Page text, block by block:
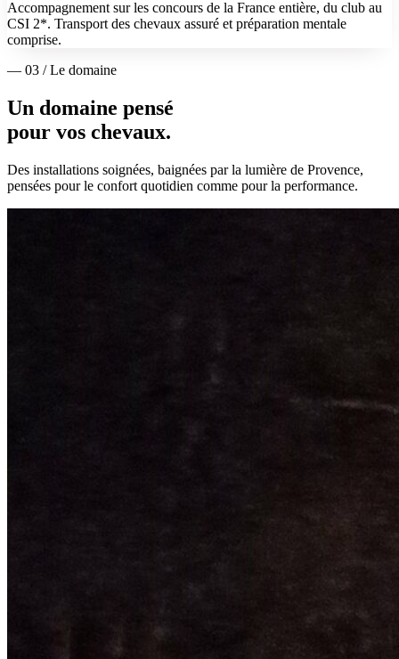
Accompagnement sur les concours de la France entière, du club au
CSI 2*. Transport des chevaux assuré et préparation mentale
comprise.
— 03 / Le domaine
Un domaine pensé
pour vos chevaux.
Des installations soignées, baignées par la lumière de Provence,
pensées pour le confort quotidien comme pour la performance.